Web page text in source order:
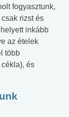
fogyasztunk,
rizst és
inkább
az ételek
több
és